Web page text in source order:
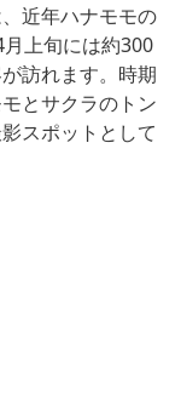
近年ハナモモの
上旬には約300
訪れます。時期
とサクラのトン
スポットとして